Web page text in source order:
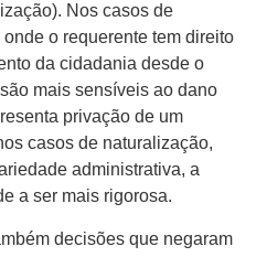
Nos casos de
o requerente tem direito
da cidadania desde o
mais sensíveis ao dano
privação de um
casos de naturalização,
administrativa, a
a ser mais rigorosa.
decisões que negaram